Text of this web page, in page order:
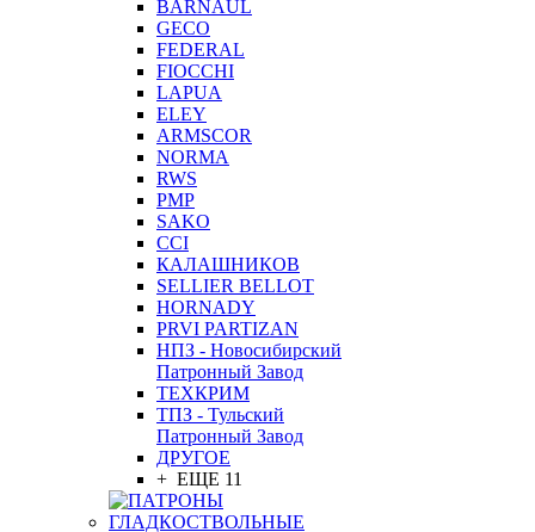
BARNAUL
GEСO
FEDERAL
FIOCCHI
LAPUA
ELEY
ARMSCOR
NORMA
RWS
PMP
SAKO
CCI
КАЛАШНИКОВ
SELLIER BELLOT
HORNADY
PRVI PARTIZAN
НПЗ - Новосибирский
Патронный Завод
ТЕХКРИМ
ТПЗ - Тульский
Патронный Завод
ДРУГОЕ
+ ЕЩЕ 11